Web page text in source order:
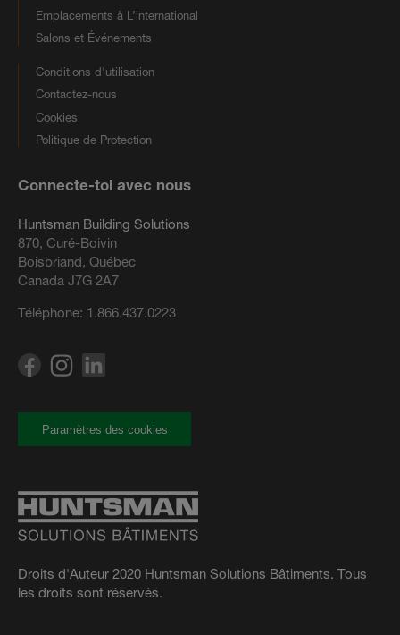
Emplacements à L’international
Salons et Événements
Conditions d'utilisation
Contactez-nous
Cookies
Politique de Protection
Connecte-toi avec nous
Huntsman Building Solutions
870, Curé-Boivin
Boisbriand, Québec
Canada J7G 2A7
Téléphone: 1.866.437.0223
Droits d'Auteur 2020 Huntsman Solutions Bâtiments. Tous
les droits sont réservés.
Paramètres des cookies